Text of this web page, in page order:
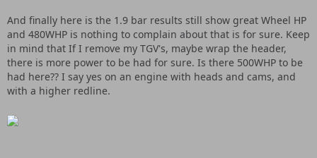
And finally here is the 1.9 bar results still show great Wheel HP
and 480WHP is nothing to complain about that is for sure. Keep
in mind that If I remove my TGV's, maybe wrap the header,
there is more power to be had for sure. Is there 500WHP to be
had here?? I say yes on an engine with heads and cams, and
with a higher redline.